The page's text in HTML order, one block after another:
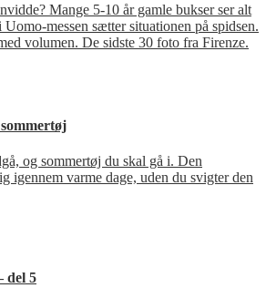
Mange 5-10 år gamle bukser ser alt
messen sætter situationen på spidsen.
volumen. De sidste 30 foto fra Firenze.
og sommertøj du skal gå i. Den
igennem varme dage, uden du svigter den
del 5